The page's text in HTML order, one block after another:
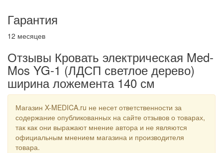
Гарантия
12 месяцев
Отзывы Кровать электрическая Med-
Mos YG-1 (ЛДСП светлое дерево)
ширина ложемента 140 см
Магазин X-MEDICA.ru не несет ответственности за
содержание опубликованных на сайте отзывов о товарах,
так как они выражают мнение автора и не являются
официальным мнением магазина и производителя
товара.